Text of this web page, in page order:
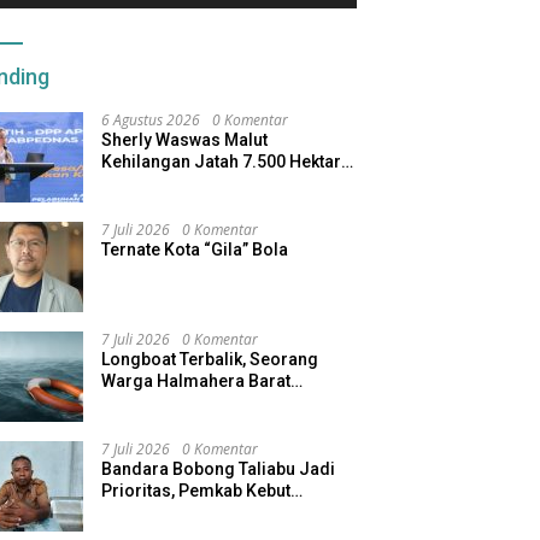
6 Agustus 2026 0 Komentar
Sherly Waswas Malut
Kehilangan Jatah 7.500 Hektare
7 Juli 2026 0 Komentar
Ternate Kota “Gila” Bola
7 Juli 2026 0 Komentar
Longboat Terbalik, Seorang
Warga Halmahera Barat
7 Juli 2026 0 Komentar
Bandara Bobong Taliabu Jadi
Prioritas, Pemkab Kebut